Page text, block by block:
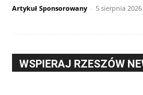
Artykuł Sponsorowany - 5 sierpnia
WSPIERAJ RZESZÓW